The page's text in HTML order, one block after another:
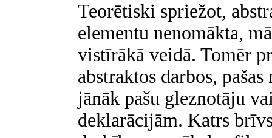
Teorētiski spriežot,
elementu nenomākta,
vistīrākā veidā. Tomēr
abstraktos darbos,
jānāk pašu gleznotāju
deklarācijām. Katrs